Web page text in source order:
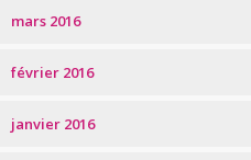
mars 2016
février 2016
janvier 2016